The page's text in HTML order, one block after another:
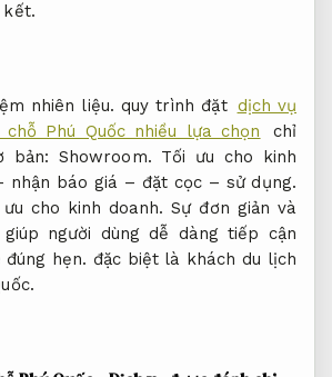
kết.
nhiên liệu. quy trình đặt dịch vụ
Phú Quốc nhiều lựa chọn
chỉ
bản: Showroom. Tối ưu cho kinh
nhận báo giá – đặt cọc – sử dụng.
cho kinh doanh. Sự đơn giản và
người dùng dễ dàng tiếp cận
đúng hẹn. đặc biệt là khách du lịch